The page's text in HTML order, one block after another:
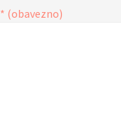
* (obavezno)